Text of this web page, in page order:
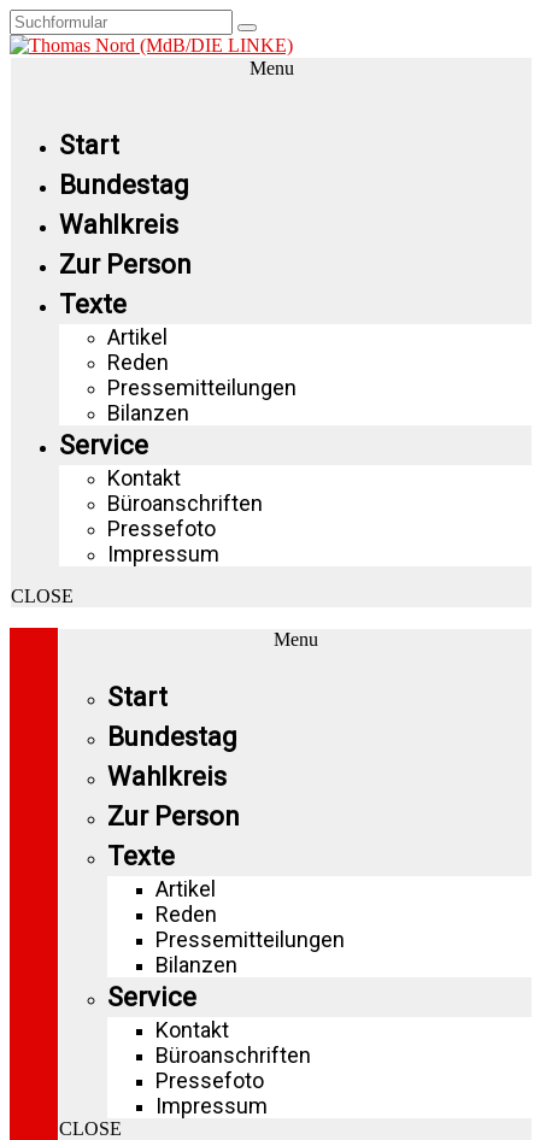
Menu
Start
Bundestag
Wahlkreis
Zur Person
Texte
Artikel
Reden
Pressemitteilungen
Bilanzen
Service
Kontakt
Büroanschriften
Pressefoto
Impressum
CLOSE
Menu
Start
Bundestag
Wahlkreis
Zur Person
Texte
Artikel
Reden
Pressemitteilungen
Bilanzen
Service
Kontakt
Büroanschriften
Pressefoto
Impressum
CLOSE